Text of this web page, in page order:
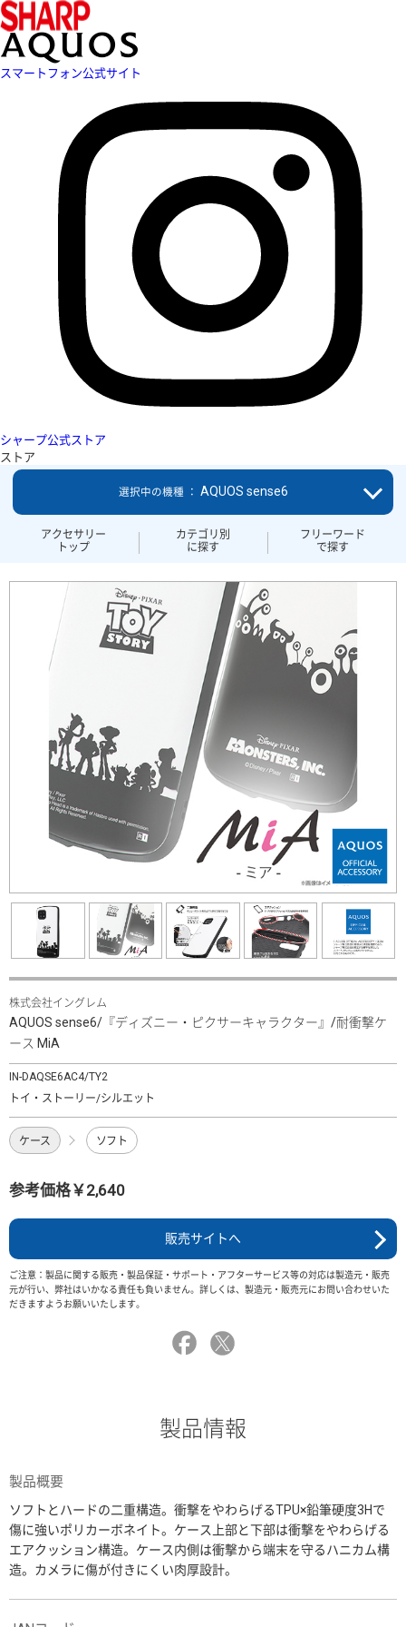
スマートフォン公式サイト
シャープ公式ストア
ストア
アクセサリー
トップ
カテゴリ別
に探す
フリーワード
で探す
選択中の機種 ： AQUOS sense6
株式会社イングレム
AQUOS sense6/『ディズニー・ピクサーキャラクター』/耐衝撃ケ
ース MiA
IN-DAQSE6AC4/TY2
トイ・ストーリー/シルエット
ケース ソフト
参考価格￥2,640
販売サイトへ
ご注意：製品に関する販売・製品保証・サポート・アフターサービス等の対応は製造元・販売
元が行い、弊社はいかなる責任も負いません。詳しくは、製造元・販売元にお問い合わせいた
だきますようお願いいたします。
製品情報
製品概要
ソフトとハードの二重構造。衝撃をやわらげるTPU×鉛筆硬度3Hで
傷に強いポリカーボネイト。ケース上部と下部は衝撃をやわらげる
エアクッション構造。ケース内側は衝撃から端末を守るハニカム構
造。カメラに傷が付きにくい肉厚設計。